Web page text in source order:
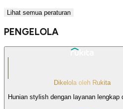
Lihat semua peraturan
PENGELOLA
Dikelola oleh Rukita
Hunian stylish dengan layanan lengkap